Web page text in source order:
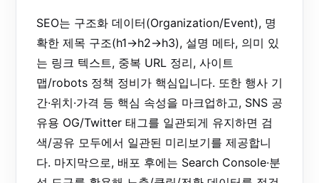
SEO는 구조화 데이터(Organization/Event), 명
확한 제목 구조(h1→h2→h3), 설명 메타, 의미 있
는 링크 텍스트, 중복 URL 정리, 사이트
맵/robots 정책 정비가 핵심입니다. 또한 행사 기
간·위치·가격 등 핵심 속성을 마크업하고, SNS 공
유용 OG/Twitter 태그를 일관되게 유지하면 검
색/공유 모두에서 일관된 미리보기를 제공합니
다. 마지막으로, 배포 후에는 Search Console·분